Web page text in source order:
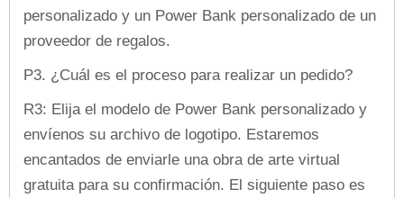
personalizado y un Power Bank personalizado de un
proveedor de regalos.
P3. ¿Cuál es el proceso para realizar un pedido?
R3: Elija el modelo de Power Bank personalizado y
envíenos su archivo de logotipo. Estaremos
encantados de enviarle una obra de arte virtual
gratuita para su confirmación. El siguiente paso es